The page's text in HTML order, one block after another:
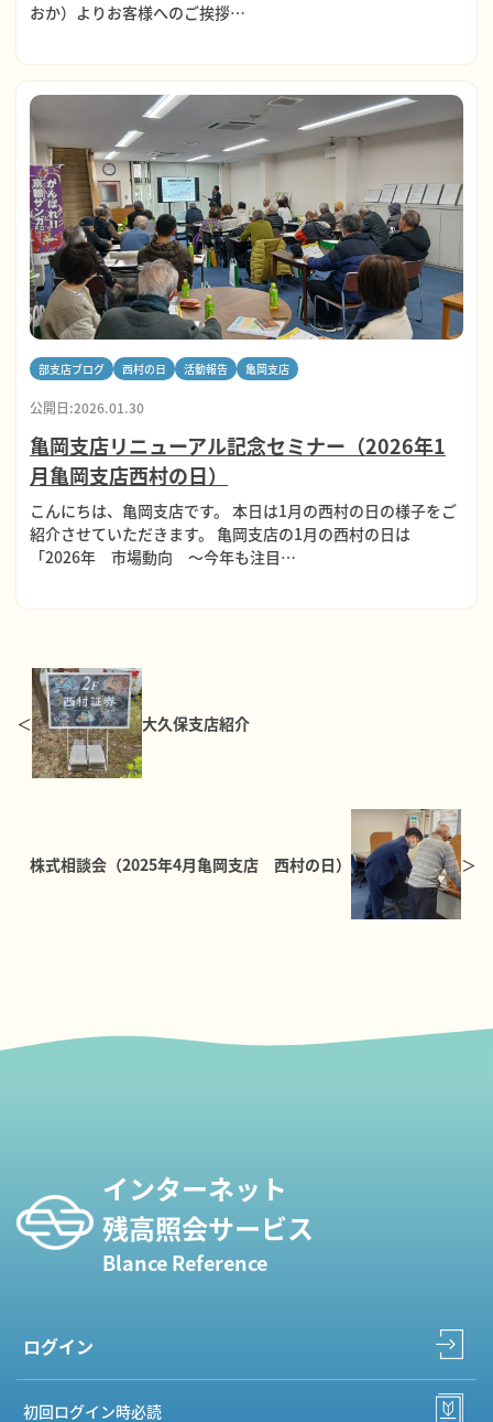
おか）よりお客様へのご挨拶…
部支店ブログ 西村の日 活動報告 亀岡支店
公開日:2026.01.30
亀岡支店リニューアル記念セミナー（2026年1
月亀岡支店西村の日）
こんにちは、亀岡支店です。 本日は1月の西村の日の様子をご
紹介させていただきます。 亀岡支店の1月の西村の日は
「2026年 市場動向 ～今年も注目…
大久保支店紹介
株式相談会（2025年4月亀岡支店 西村の日）
インターネット
残高照会サービス
Blance Reference
ログイン
初回ログイン時必読